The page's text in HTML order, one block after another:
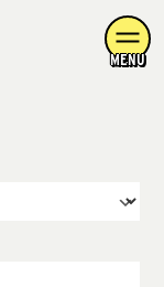
MENU